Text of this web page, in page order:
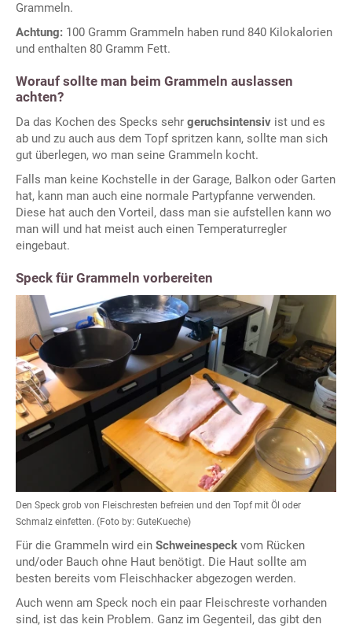
Grammeln.
Achtung: 100 Gramm Grammeln haben rund 840 Kilokalorien
und enthalten 80 Gramm Fett.
Worauf sollte man beim Grammeln auslassen
achten?
Da das Kochen des Specks sehr geruchsintensiv ist und es
ab und zu auch aus dem Topf spritzen kann, sollte man sich
gut überlegen, wo man seine Grammeln kocht.
Falls man keine Kochstelle in der Garage, Balkon oder Garten
hat, kann man auch eine normale Partypfanne verwenden.
Diese hat auch den Vorteil, dass man sie aufstellen kann wo
man will und hat meist auch einen Temperaturregler
eingebaut.
Speck für Grammeln vorbereiten
Den Speck grob von Fleischresten befreien und den Topf mit Öl oder
Schmalz einfetten. (Foto by: GuteKueche)
Für die Grammeln wird ein Schweinespeck vom Rücken
und/oder Bauch ohne Haut benötigt. Die Haut sollte am
besten bereits vom Fleischhacker abgezogen werden.
Auch wenn am Speck noch ein paar Fleischreste vorhanden
sind, ist das kein Problem. Ganz im Gegenteil, das gibt den